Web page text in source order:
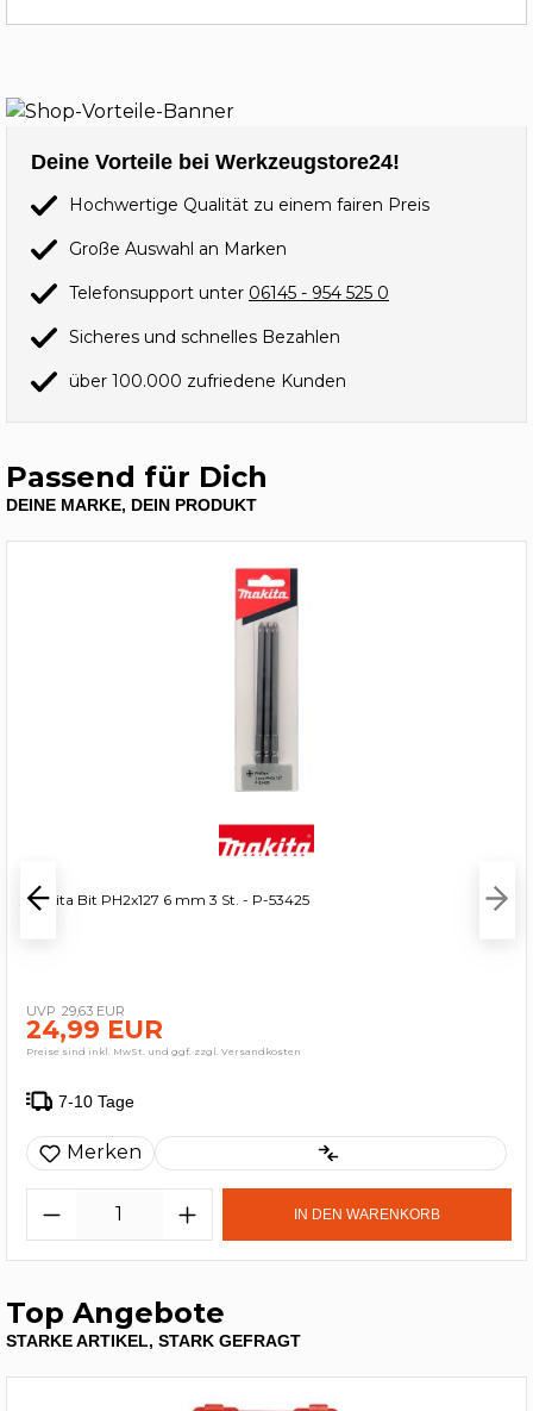
Deine Vorteile bei Werkzeugstore24!
Hochwertige Qualität zu einem fairen Preis
Große Auswahl an Marken
Telefonsupport unter 06145 - 954 525 0
Sicheres und schnelles Bezahlen
über 100.000 zufriedene Kunden
Passend für Dich
DEINE MARKE, DEIN PRODUKT
Makita Bit PH2x127 6 mm 3 St. - P-53425
29,63 EUR
24,99 EUR
Preise sind inkl. MwSt. und ggf. zzgl. Versandkosten
7-10 Tage
Merken
IN DEN WARENKORB
Top Angebote
STARKE ARTIKEL, STARK GEFRAGT